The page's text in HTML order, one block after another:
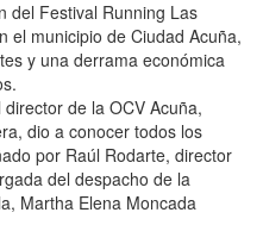
del Festival Running Las
el municipio de Ciudad Acuña,
y una derrama económica
de la OCV Acuña,
dio a conocer todos los
por Raúl Rodarte, director
del despacho de la
Martha Elena Moncada